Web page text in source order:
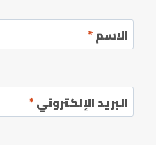
الاسم*
البريد الإلكتروني*